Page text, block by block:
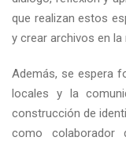
que realizan estos
y crear archivos en la
Además, se espera
locales y la
construcción de
como colaborador